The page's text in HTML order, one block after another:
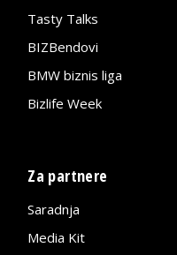
Tasty Talks
BIZBendovi
BMW biznis liga
Bizlife Week
Za partnere
Saradnja
Media Kit